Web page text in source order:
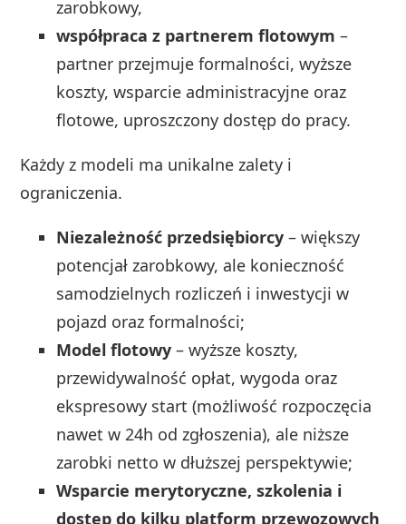
zarobkowy,
współpraca z partnerem flotowym –
partner przejmuje formalności, wyższe
koszty, wsparcie administracyjne oraz
flotowe, uproszczony dostęp do pracy.
Każdy z modeli ma unikalne zalety i
ograniczenia.
Niezależność przedsiębiorcy – większy
potencjał zarobkowy, ale konieczność
samodzielnych rozliczeń i inwestycji w
pojazd oraz formalności;
Model flotowy – wyższe koszty,
przewidywalność opłat, wygoda oraz
ekspresowy start (możliwość rozpoczęcia
nawet w 24h od zgłoszenia), ale niższe
zarobki netto w dłuższej perspektywie;
Wsparcie merytoryczne, szkolenia i
dostęp do kilku platform przewozowych